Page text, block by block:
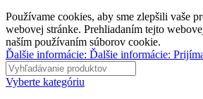
Používame cookies, aby sme zlepšili vaše
webovej stránke. Prehliadaním tejto
naším používaním súborov cookie.
Ďalšie informácie: Ďalšie informácie:
Vyberte kategóriu